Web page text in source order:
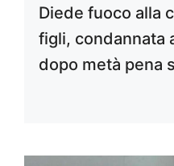
Diede fuoco alla
figli, condannata
dopo metà pena